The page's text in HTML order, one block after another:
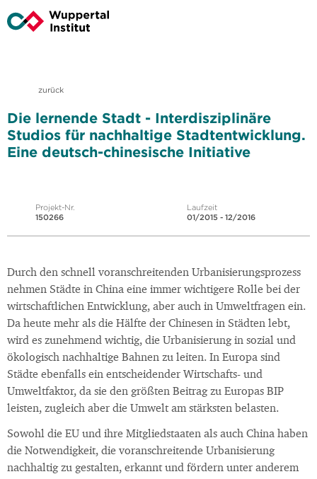
zurück
Die lernende Stadt - Interdisziplinäre
Studios für nachhaltige Stadtentwicklung.
Eine deutsch-chinesische Initiative
Projekt-Nr.
150266
Laufzeit
01/2015 - 12/2016
Durch den schnell voranschreitenden Urbanisierungsprozess
nehmen Städte in China eine immer wichtigere Rolle bei der
wirtschaftlichen Entwicklung, aber auch in Umweltfragen ein.
Da heute mehr als die Hälfte der Chinesen in Städten lebt,
wird es zunehmend wichtig, die Urbanisierung in sozial und
ökologisch nachhaltige Bahnen zu leiten. In Europa sind
Städte ebenfalls ein entscheidender Wirtschafts- und
Umweltfaktor, da sie den größten Beitrag zu Europas BIP
leisten, zugleich aber die Umwelt am stärksten belasten.
Sowohl die EU und ihre Mitgliedstaaten als auch China haben
die Notwendigkeit, die voranschreitende Urbanisierung
nachhaltig zu gestalten, erkannt und fördern unter anderem